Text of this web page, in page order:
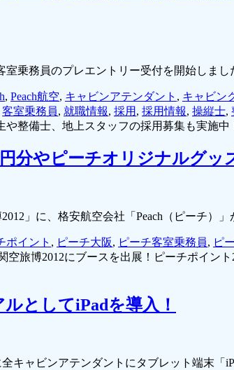
室乗務員のプレエントリー受付を開始しまし
, Peach航空, キャビンアテンダント , キャビン
客室乗務員, 就職情報, 採用 , 採用情報, 操縦士,
や整備士、地上スタッフの採用募集も実施中
分やピーチオリジナルグッ
」に、格安航空会社「Peach（ピーチ）
ポイント , ピーチ大阪, ピーチ客室乗務員, ピ
空旅博2012にブースを出展！ピーチポイン
としてiPadを導入！
キャビンアテンダントにタブレット端末「